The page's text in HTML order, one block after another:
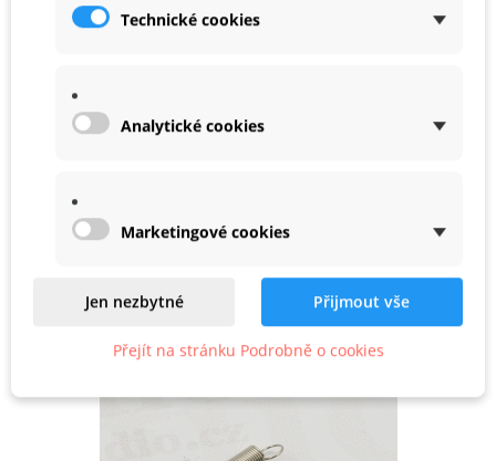
Podobné
Technické cookies
Analytické cookies
Marketingové cookies
Jen nezbytné Přijmout vše
Přejít na stránku Podrobně o cookies